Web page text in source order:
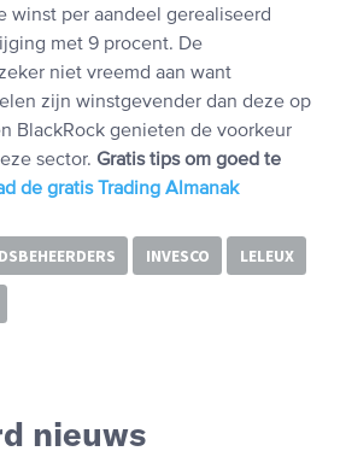
winst per aandeel gerealiseerd
met 9 procent. De
niet vreemd aan want
zijn winstgevender dan deze op
BlackRock genieten de voorkeur
sector. Gratis tips om goed te
de gratis Trading Almanak
INVESCO LELEUX
nieuws